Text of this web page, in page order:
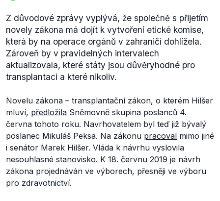
Z důvodové zprávy vyplývá, že společně s přijetím
novely zákona má dojít k vytvoření etické komise,
která by na operace orgánů v zahraničí dohlížela.
Zároveň by v pravidelných intervalech
aktualizovala, které státy jsou důvěryhodné pro
transplantaci a které nikoliv.
Novelu zákona – transplantační zákon, o kterém Hilšer
mluví, předložila Sněmovně skupina poslanců 4.
června tohoto roku. Navrhovatelem byl teď již bývalý
poslanec Mikuláš Peksa. Na zákonu pracoval mimo jiné
i senátor Marek Hilšer. Vláda k návrhu vyslovila
nesouhlasné stanovisko. K 18. červnu 2019 je návrh
zákona projednáván ve výborech, přesněji ve výboru
pro zdravotnictví.